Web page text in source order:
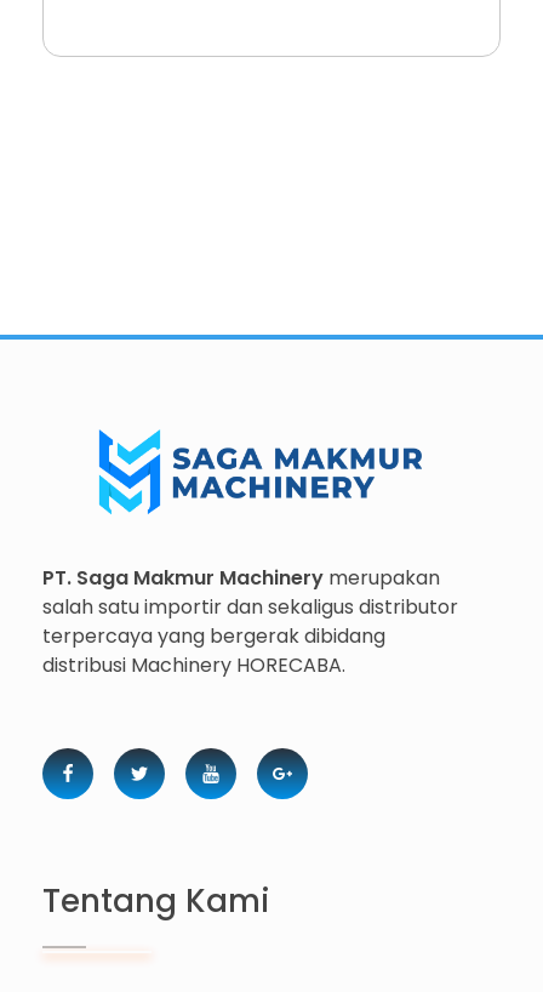
PT. Saga Makmur Machinery merupakan
salah satu importir dan sekaligus distributor
terpercaya yang bergerak dibidang
distribusi Machinery HORECABA.
Tentang Kami